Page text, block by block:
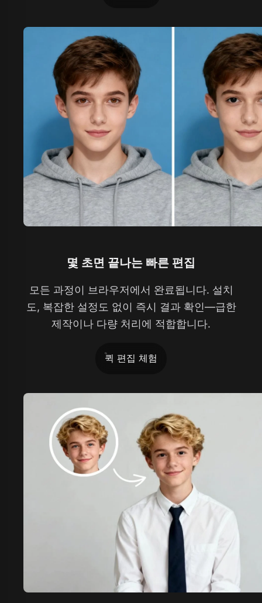
몇 초면 끝나는 빠른 편집
모든 과정이 브라우저에서 완료됩니다. 설치
도, 복잡한 설정도 없이 즉시 결과 확인—급한
제작이나 다량 처리에 적합합니다.
퀵 편집 체험